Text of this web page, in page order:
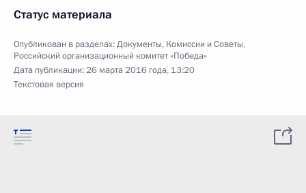
Статус материала
Опубликован в разделах:Документы, Комиссии и Советы,
Российский организационный комитет «Победа»
Дата публикации:26 марта 2016 года, 13:20
Текстовая версия